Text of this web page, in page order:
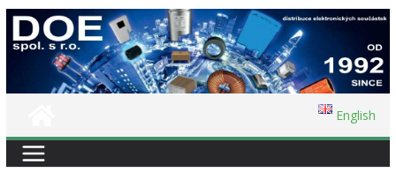
Přeskočit
na
English